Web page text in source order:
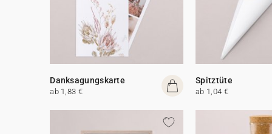
Danksagungskarte
ab 1,83 €
Spitztüte
ab 1,04 €